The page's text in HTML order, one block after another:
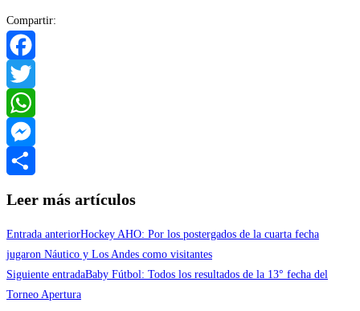
Compartir:
Facebook
Twitter
WhatsApp
Messenger
Leer más artículos
Entrada anteriorHockey AHO: Por los postergados de la cuarta fecha
jugaron Náutico y Los Andes como visitantes
Siguiente entradaBaby Fútbol: Todos los resultados de la 13° fecha del
Torneo Apertura